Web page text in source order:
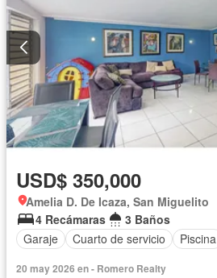
USD$ 350,000
Amelia D. De Icaza, San Miguelito
4 Recámaras
3 Baños
Garaje
Cuarto de servicio Piscina
20 may 2026 en - Romero Realty